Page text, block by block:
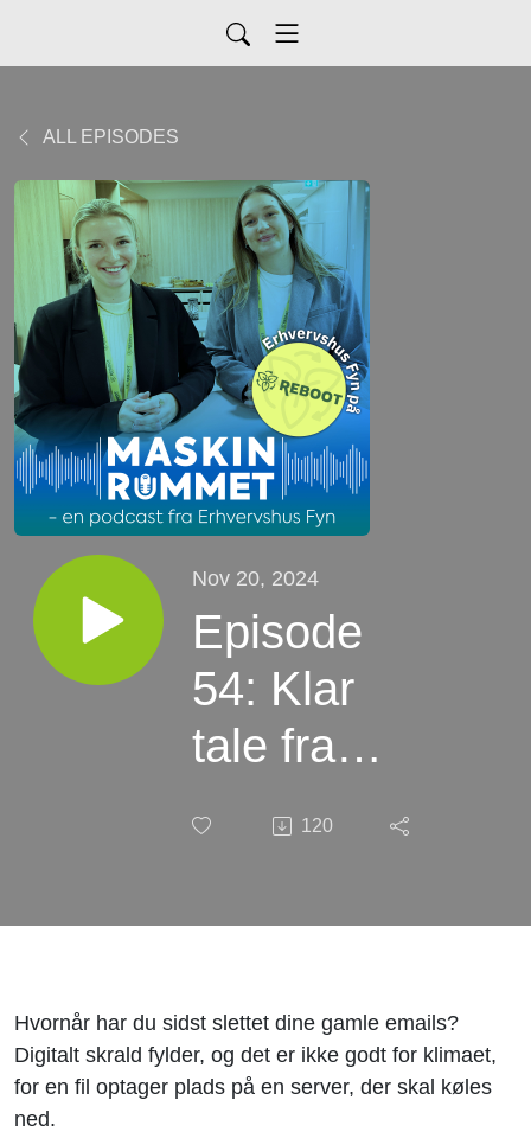
ALL EPISODES
Nov 20, 2024
Episode
54: Klar
tale fra
gamle
belaster
klimaet!
120
Hvornår har du sidst slettet dine gamle emails?
Digitalt skrald fylder, og det er ikke godt for klimaet,
for en fil optager plads på en server, der skal køles
ned.